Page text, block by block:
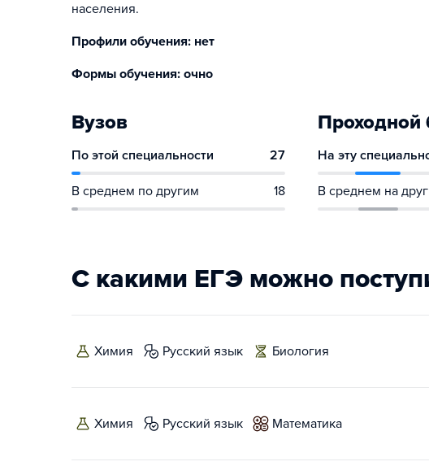
населения.
Профили обучения: нет
Формы обучения: очно
Вузов
По этой специальности 27
В среднем по другим 18
Проходной
На эту
В среднем на
С какими ЕГЭ можно
химия русский язык биология
химия русский язык математика